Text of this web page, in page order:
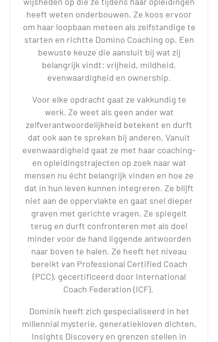
heeft weten onderbouwen. Ze koos ervoor
om haar loopbaan meteen als zelfstandige te
starten en richtte Domino Coaching op. Een
bewuste keuze die aansluit bij wat zij
belangrijk vindt: vrijheid, mildheid,
evenwaardigheid en ownership.
Voor elke opdracht gaat ze vakkundig te
werk. Ze weet als geen ander wat
zelfverantwoordelijkheid betekent en durft
dat ook aan te spreken bij anderen. Vanuit
evenwaardigheid gaat ze met haar coaching-
en opleidingstrajecten op zoek naar wat
mensen nu écht belangrijk vinden en hoe ze
dat in hun leven kunnen integreren. Ze blijft
niet aan de oppervlakte en gaat snel dieper
graven met gerichte vragen. Ze spiegelt
terug en durft confronteren met als doel
minder voor de hand liggende antwoorden
naar boven te halen. Ze heeft het niveau
bereikt van Professional Certified Coach
(PCC), gecertificeerd door International
Coach Federation (ICF).
Dominik heeft zich gespecialiseerd in het
millennial mysterie, generatiekloven dichten,
Insights Discovery en grenzen stellen in